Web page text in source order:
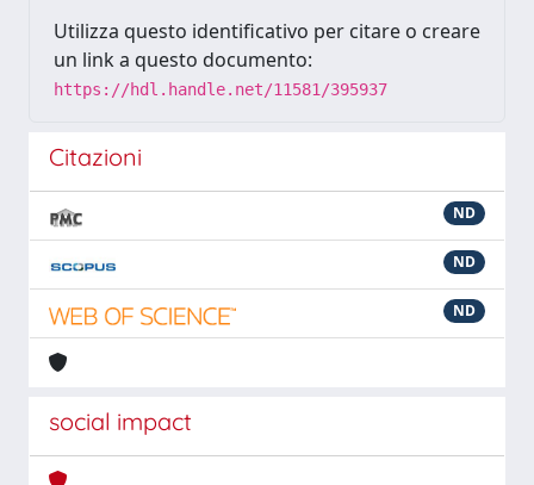
Utilizza questo identificativo per citare o creare
un link a questo documento:
https://hdl.handle.net/11581/395937
Citazioni
ND
ND
ND
social impact